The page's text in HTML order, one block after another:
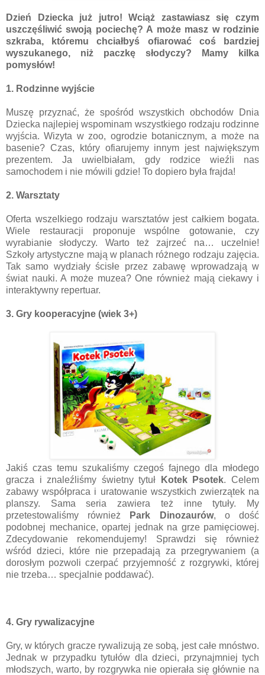
Dzień Dziecka już jutro! Wciąż zastawiasz się czym
uszczęśliwić swoją pociechę? A może masz w rodzinie
szkraba, któremu chciałbyś ofiarować coś bardziej
wyszukanego, niż paczkę słodyczy? Mamy kilka
pomysłów!
1. Rodzinne wyjście
Muszę przyznać, że spośród wszystkich obchodów Dnia
Dziecka najlepiej wspominam wszystkiego rodzaju rodzinne
wyjścia. Wizyta w zoo, ogrodzie botanicznym, a może na
basenie? Czas, który ofiarujemy innym jest największym
prezentem. Ja uwielbiałam, gdy rodzice wieźli nas
samochodem i nie mówili gdzie! To dopiero była frajda!
2. Warsztaty
Oferta wszelkiego rodzaju warsztatów jest całkiem bogata.
Wiele restauracji proponuje wspólne gotowanie, czy
wyrabianie słodyczy. Warto też zajrzeć na… uczelnie!
Szkoły artystyczne mają w planach różnego rodzaju zajęcia.
Tak samo wydziały ścisłe przez zabawę wprowadzają w
świat nauki. A może muzea? One również mają ciekawy i
interaktywny repertuar.
3. Gry kooperacyjne (wiek 3+)
Jakiś czas temu szukaliśmy czegoś fajnego dla młodego
gracza i znaleźliśmy świetny tytuł
Kotek Psotek. Celem
zabawy współpraca i uratowanie wszystkich zwierzątek na
planszy. Sama seria zawiera też inne tytuły. My
przetestowaliśmy również
Park Dinozaurów, o dość
podobnej mechanice, opartej jednak na grze pamięciowej.
Zdecydowanie rekomendujemy! Sprawdzi się również
wśród dzieci, które nie przepadają za przegrywaniem (a
dorosłym pozwoli czerpać przyjemność z rozgrywki, której
nie trzeba… specjalnie poddawać).
4. Gry rywalizacyjne
Gry, w których gracze rywalizują ze sobą, jest całe mnóstwo.
Jednak w przypadku tytułów dla dzieci, przynajmniej tych
młodszych, warto, by rozgrywka nie opierała się głównie na